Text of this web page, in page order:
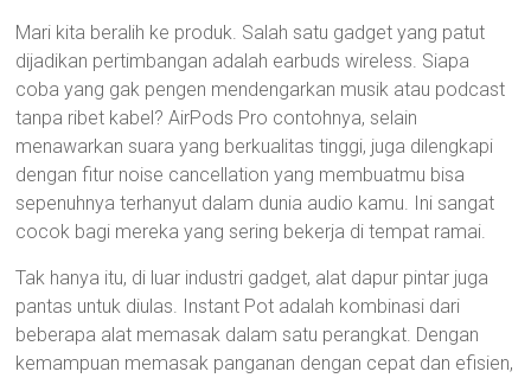
Mari kita beralih ke produk. Salah satu gadget yang patut
dijadikan pertimbangan adalah earbuds wireless. Siapa
coba yang gak pengen mendengarkan musik atau podcast
tanpa ribet kabel? AirPods Pro contohnya, selain
menawarkan suara yang berkualitas tinggi, juga dilengkapi
dengan fitur noise cancellation yang membuatmu bisa
sepenuhnya terhanyut dalam dunia audio kamu. Ini sangat
cocok bagi mereka yang sering bekerja di tempat ramai.
Tak hanya itu, di luar industri gadget, alat dapur pintar juga
pantas untuk diulas. Instant Pot adalah kombinasi dari
beberapa alat memasak dalam satu perangkat. Dengan
kemampuan memasak panganan dengan cepat dan efisien,